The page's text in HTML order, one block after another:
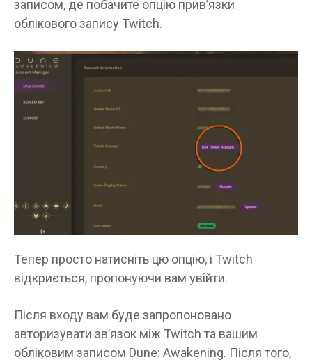
записом, де побачите опцію прив’язки
облікового запису Twitch.
Тепер просто натисніть цю опцію, і Twitch
відкриється, пропонуючи вам увійти.
Після входу вам буде запропоновано
авторизувати зв’язок між Twitch та вашим
обліковим записом Dune: Awakening. Після того,